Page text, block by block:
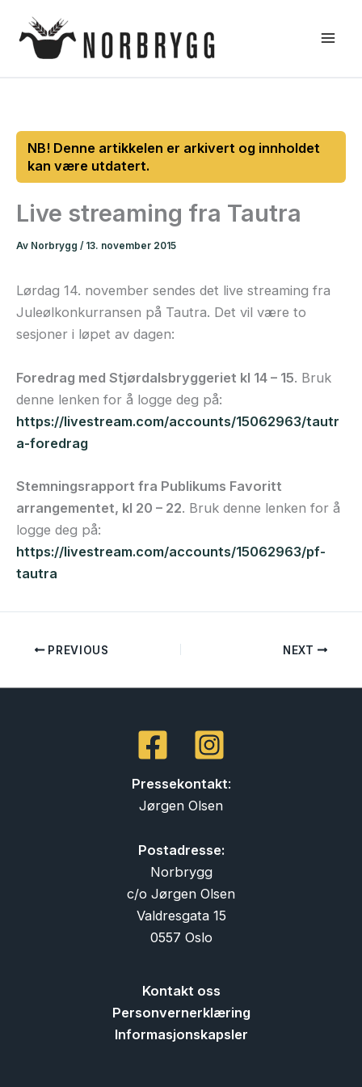
rett
Live streaming fra Tautra
Av Norbrygg / 13. november 2015
Lørdag 14. november sendes det live streaming fra
Juleølkonkurransen på Tautra. Det vil være to
sesjoner i løpet av dagen:
Foredrag med Stjørdalsbryggeriet kl 14 – 15. Bruk
denne lenken for å logge deg på:
https://livestream.com/accounts/15062963/tautr
a-foredrag
Stemningsrapport fra Publikums Favoritt
arrangementet, kl 20 – 22. Bruk denne lenken for å
logge deg på:
https://livestream.com/accounts/15062963/pf-
tautra
PREVIOUS NEXT
Pressekontakt:
Jørgen Olsen
Postadresse:
Norbrygg
c/o Jørgen Olsen
Valdresgata 15
0557 Oslo
Kontakt oss
Personvernerklæring
Informasjonskapsler